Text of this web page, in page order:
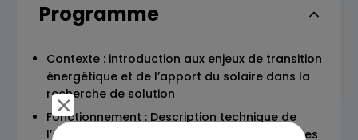
Programme
Contexte : introduction aux enjeux de transition
énergétique et de l’apport du solaire dans la
recherche de solution
Fonctionnement : Description technique de
l’énergie solaire, de sa chaine de valeur et des